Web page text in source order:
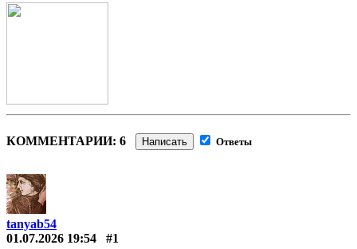
КОММЕНТАРИИ: 6 Написать Ответы
tanyab54
01.07.2026 19:54
#1